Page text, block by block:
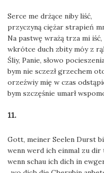
Serce me drżące niby liść,
przyczyną ciężar strapień
Na pastwę wrażą trza mi iść,
wkrótce duch zbity móy z
Śliy, Panie, słowo
bym nie sczezł grzechem
orzeźwiy mię w czas
bym szczęśnie umarł
11.
Gott, meiner Seelen Durst
wenn werd ich einmal zu dir
wenn schau ich dich in